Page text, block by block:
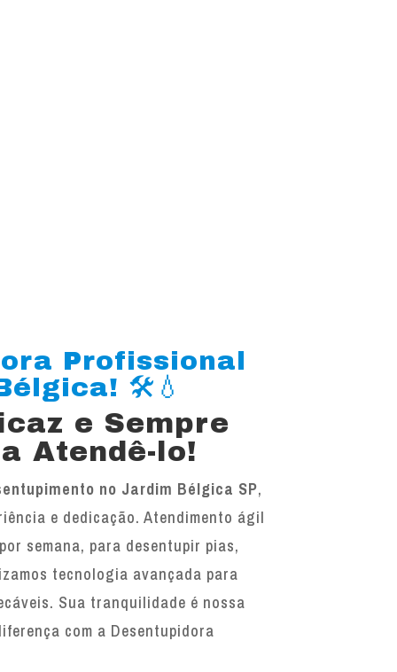
Profissional
🛠️💧
e Sempre
Atendê-lo!
no Jardim Bélgica SP,
e dedicação. Atendimento ágil
semana, para desentupir pias,
tecnologia avançada para
Sua tranquilidade é nossa
com a Desentupidora